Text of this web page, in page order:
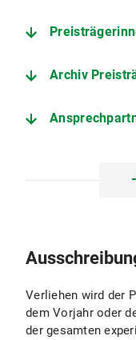
Archiv
Verliehen wird der
dem Vorjahr oder
der gesamten